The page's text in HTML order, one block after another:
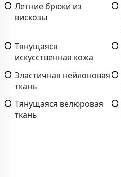
Летние брюки из
вискозы
Тянущаяся
искусственная кожа
Эластичная нейлоновая
ткань
Тянущаяся велюровая
ткань